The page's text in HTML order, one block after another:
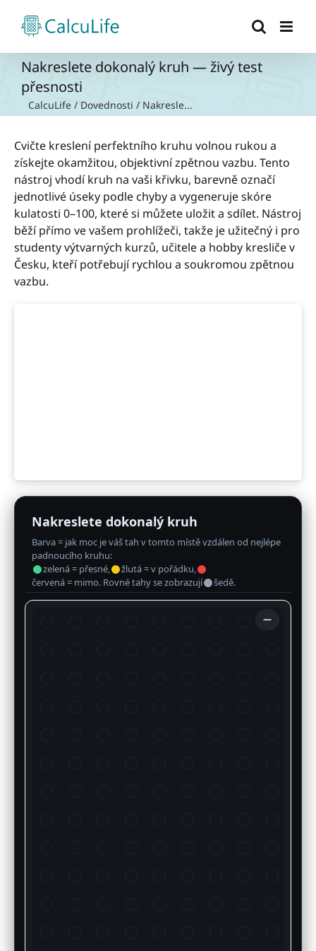
obsah
Nakreslete dokonalý kruh — živý test
přesnosti
CalcuLife / Dovednosti / Nakresle...
Cvičte kreslení perfektního kruhu volnou rukou a
získejte okamžitou, objektivní zpětnou vazbu. Tento
nástroj vhodí kruh na vaši křivku, barevně označí
jednotlivé úseky podle chyby a vygeneruje skóre
kulatosti 0–100, které si můžete uložit a sdílet. Nástroj
běží přímo ve vašem prohlížeči, takže je užitečný i pro
studenty výtvarných kurzů, učitele a hobby kresliče v
Česku, kteří potřebují rychlou a soukromou zpětnou
vazbu.
Nakreslete dokonalý kruh
Barva = jak moc je váš tah v tomto místě vzdálen od nejlépe
padnoucího kruhu:
zelená = přesné,
žlutá = v pořádku,
červená = mimo. Rovné tahy se zobrazují
šedě.
—